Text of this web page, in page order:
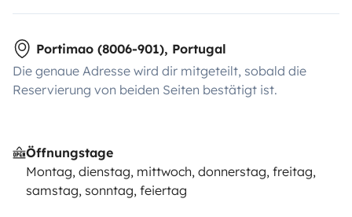
Portimao (8006-901), Portugal
Die genaue Adresse wird dir mitgeteilt, sobald die
Reservierung von beiden Seiten bestätigt ist.
Öffnungstage
Montag, dienstag, mittwoch, donnerstag, freitag,
samstag, sonntag, feiertag